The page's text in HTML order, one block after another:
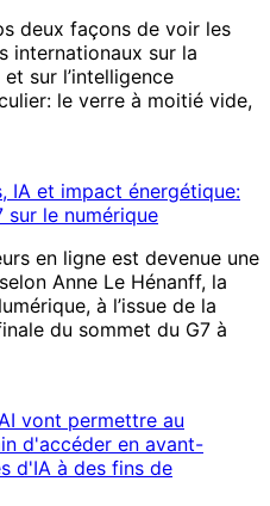
deux façons de voir les
internationaux sur la
sur l’intelligence
le verre à moitié vide,
IA et impact énergétique:
sur le numérique
en ligne est devenue une
Anne Le Hénanff, la
à l’issue de la
du sommet du G7 à
vont permettre au
d'accéder en avant-
d'IA à des fins de